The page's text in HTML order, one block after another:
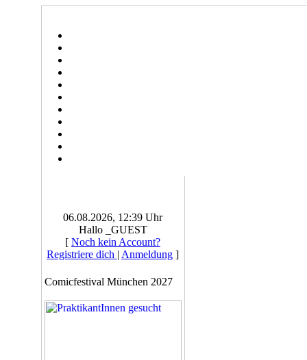
06.08.2026, 12:39 Uhr
Hallo _GUEST
[ Noch kein Account?
Registriere dich | Anmeldung ]
Comicfestival München 2027